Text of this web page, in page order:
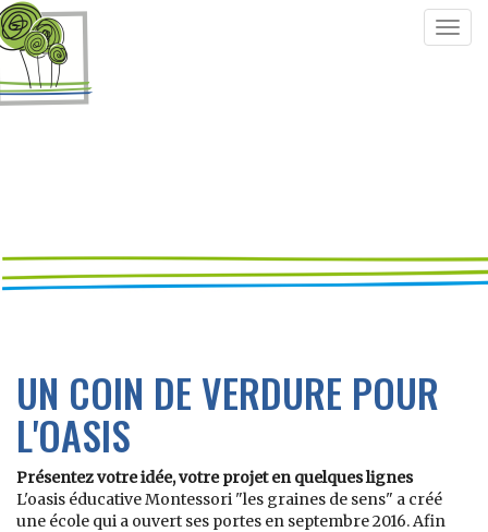
UN COIN DE VERDURE POUR
L'OASIS
Présentez votre idée, votre projet en quelques lignes
L'oasis éducative Montessori "les graines de sens" a créé
une école qui a ouvert ses portes en septembre 2016. Afin